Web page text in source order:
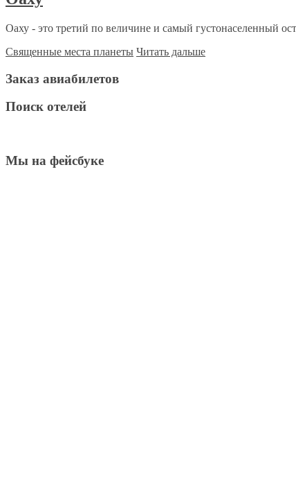
Оаху - это третий по величине и самый густонаселенный
Священные места планеты Читать дальше
Заказ авиабилетов
Поиск отелей
Мы на фейсбуке